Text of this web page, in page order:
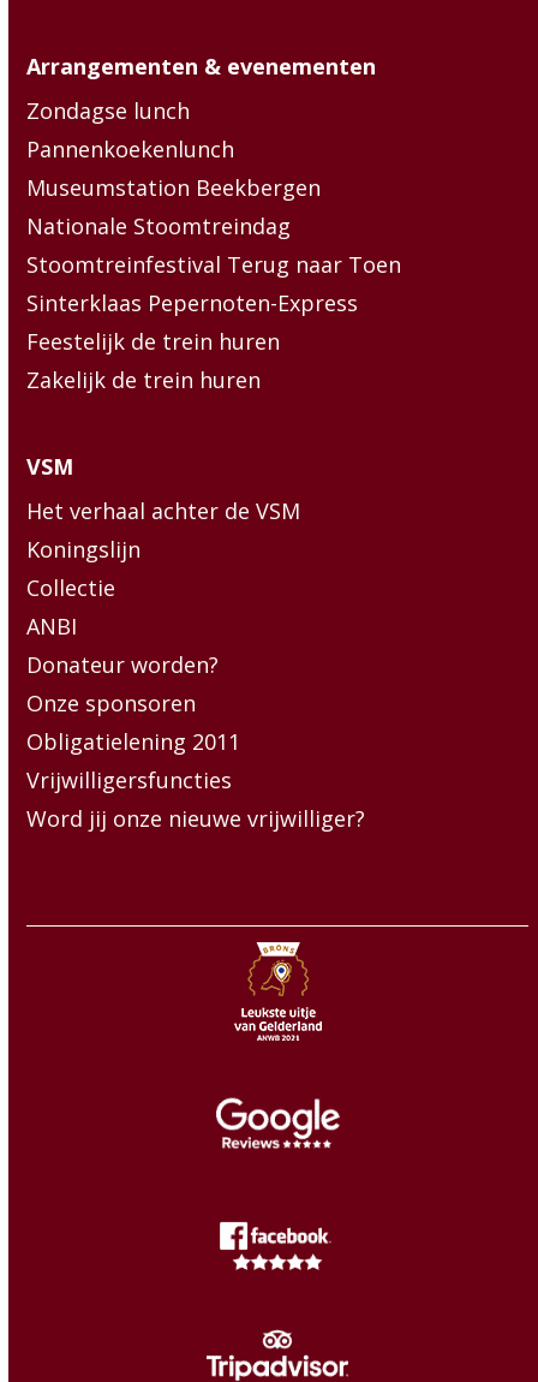
Arrangementen & evenementen
Zondagse lunch
Pannenkoekenlunch
Museumstation Beekbergen
Nationale Stoomtreindag
Stoomtreinfestival Terug naar Toen
Sinterklaas Pepernoten-Express
Feestelijk de trein huren
Zakelijk de trein huren
VSM
Het verhaal achter de VSM
Koningslijn
Collectie
ANBI
Donateur worden?
Onze sponsoren
Obligatielening 2011
Vrijwilligersfuncties
Word jij onze nieuwe vrijwilliger?